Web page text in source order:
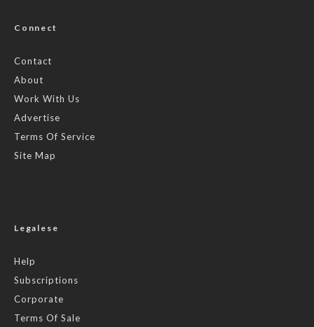
Connect
Contact
About
Work With Us
Advertise
Terms Of Service
Site Map
Legalese
Help
Subscriptions
Corporate
Terms Of Sale